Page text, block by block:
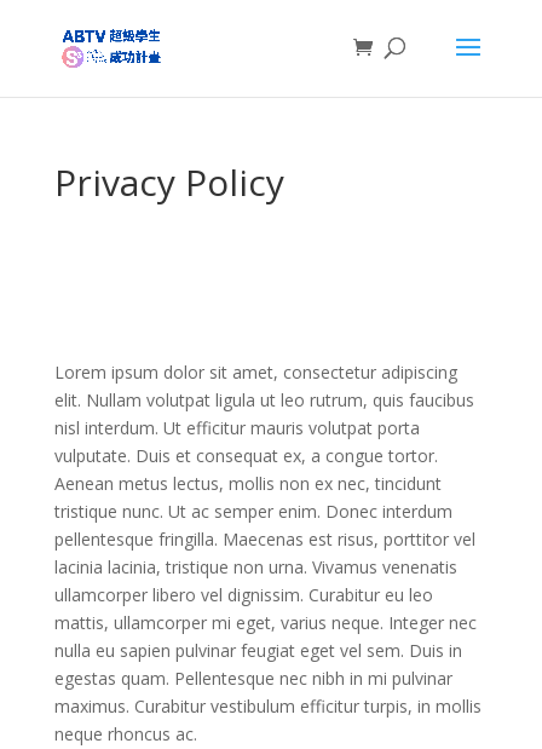
Privacy Policy
Lorem ipsum dolor sit amet, consectetur adipiscing
elit. Nullam volutpat ligula ut leo rutrum, quis faucibus
nisl interdum. Ut efficitur mauris volutpat porta
vulputate. Duis et consequat ex, a congue tortor.
Aenean metus lectus, mollis non ex nec, tincidunt
tristique nunc. Ut ac semper enim. Donec interdum
pellentesque fringilla. Maecenas est risus, porttitor vel
lacinia lacinia, tristique non urna. Vivamus venenatis
ullamcorper libero vel dignissim. Curabitur eu leo
mattis, ullamcorper mi eget, varius neque. Integer nec
nulla eu sapien pulvinar feugiat eget vel sem. Duis in
egestas quam. Pellentesque nec nibh in mi pulvinar
maximus. Curabitur vestibulum efficitur turpis, in mollis
neque rhoncus ac.